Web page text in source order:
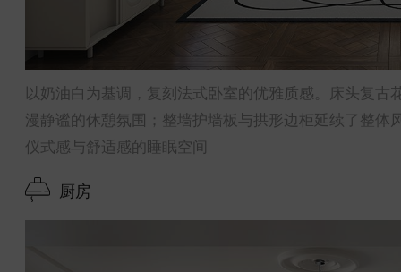
以奶油白为基调，复刻法式卧室的优雅质感。床头复
漫静谧的休憩氛围；整墙护墙板与拱形边柜延续了整
仪式感与舒适感的睡眠空间
厨房